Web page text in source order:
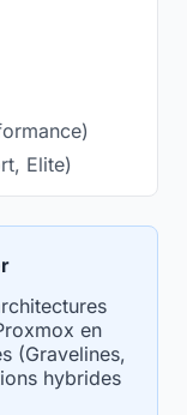
Elite)
en
(Gravelines,
hybrides